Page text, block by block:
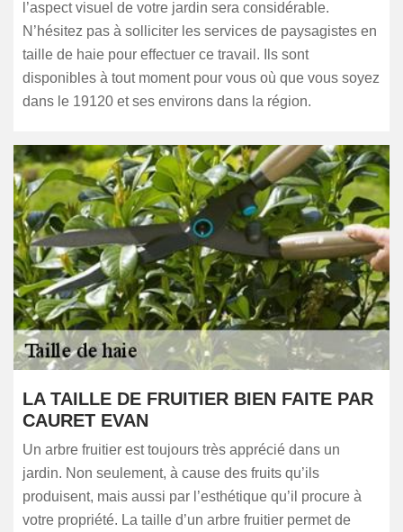
l’aspect visuel de votre jardin sera considérable.
N’hésitez pas à solliciter les services de paysagistes en
taille de haie pour effectuer ce travail. Ils sont
disponibles à tout moment pour vous où que vous soyez
dans le 19120 et ses environs dans la région.
LA TAILLE DE FRUITIER BIEN FAITE PAR
CAURET EVAN
Un arbre fruitier est toujours très apprécié dans un
jardin. Non seulement, à cause des fruits qu’ils
produisent, mais aussi par l’esthétique qu’il procure à
votre propriété. La taille d’un arbre fruitier permet de